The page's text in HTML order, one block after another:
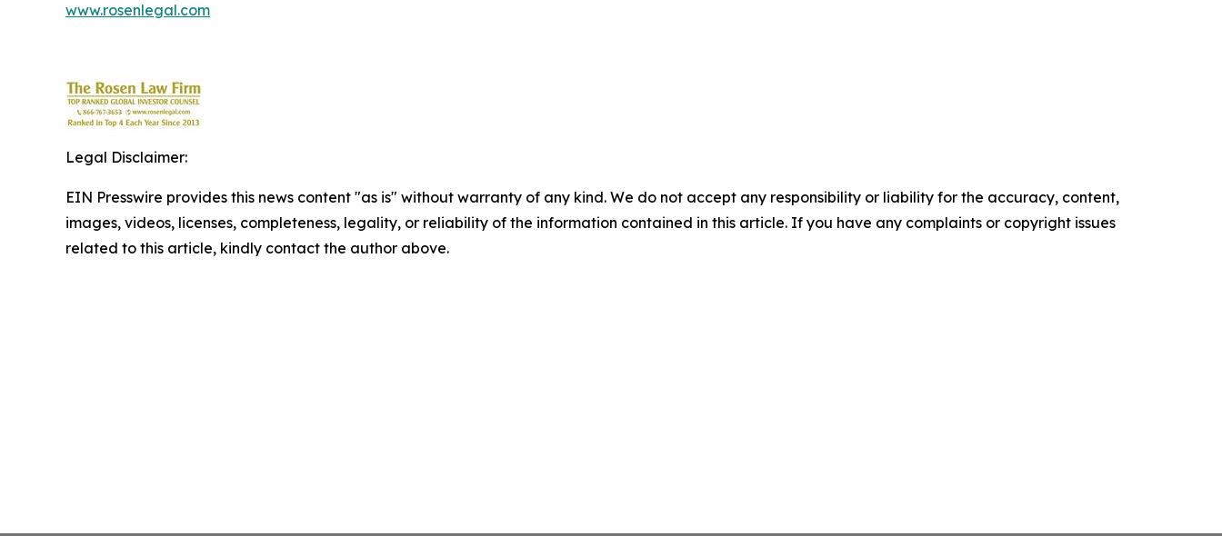
www.rosenlegal.com
Legal Disclaimer:
EIN Presswire provides this news content "as is" without warranty of any kind. We do not accept any responsibility or liability for the accuracy, content,
images, videos, licenses, completeness, legality, or reliability of the information contained in this article. If you have any complaints or copyright issues
related to this article, kindly contact the author above.